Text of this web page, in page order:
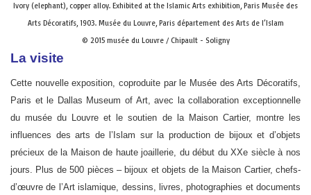
Ivory (elephant), copper alloy. Exhibited at the Islamic Arts exhibition, Paris Musée des
Arts Décoratifs, 1903. Musée du Louvre, Paris département des Arts de l’Islam
© 2015 musée du Louvre / Chipault - Soligny
La visite
Cette nouvelle exposition, coproduite par le Musée des Arts Décoratifs,
Paris et le Dallas Museum of Art, avec la collaboration exceptionnelle
du musée du Louvre et le soutien de la Maison Cartier, montre les
influences des arts de l’Islam sur la production de bijoux et d’objets
précieux de la Maison de haute joaillerie, du début du XXe siècle à nos
jours. Plus de 500 pièces – bijoux et objets de la Maison Cartier, chefs-
d’œuvre de l’Art islamique, dessins, livres, photographies et documents